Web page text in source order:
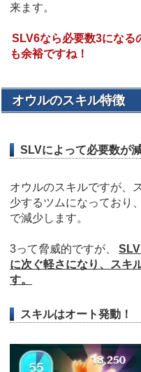
来ます。
SLV6なら必要数3になる
も余裕ですね！
オウルのスキル特徴
SLVによって必要数が
オウルのスキルですが、
少するツムになっており
で減少します。
3って脅威的ですが、
に次ぐ軽さになり、スキ
す。
スキルはオート発動！